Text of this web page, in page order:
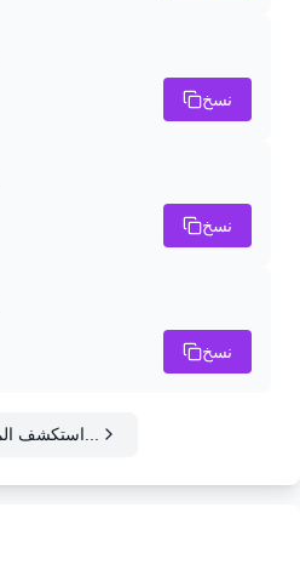
نسخ
نسخ
نسخ